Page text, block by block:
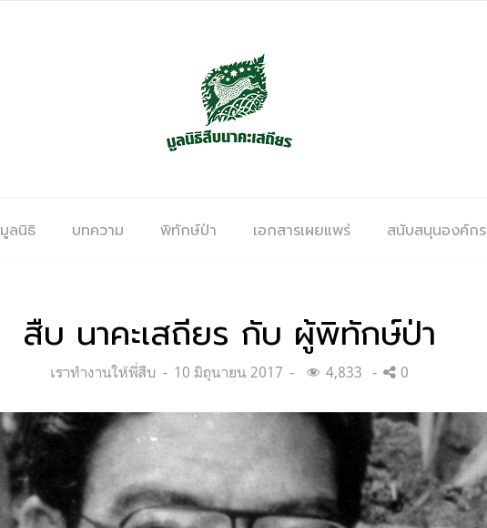
มูลนิธิ บทความ พิทักษ์ป่า เอกสารเผยแพร่ สนับสนุนองค์กร
สืบ นาคะเสถียร กับ ผู้พิทักษ์ป่า
Categories:
เราทำงานให้พี่สืบ
Posted
10 มิถุนายน 2017 4,833 0